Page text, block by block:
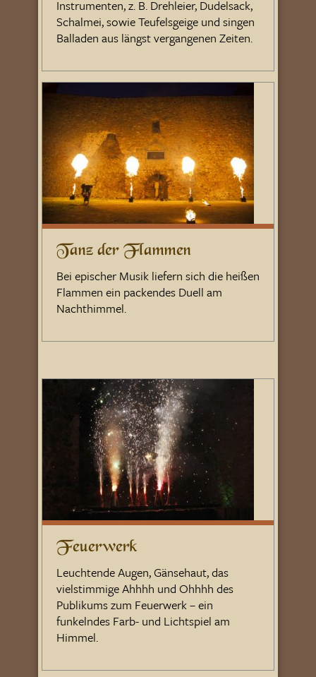
Instrumenten, z. B. Drehleier, Dudelsack,
Schalmei, sowie Teufelsgeige und singen
Balladen aus längst vergangenen Zeiten.
Tanz der Flammen
Bei epischer Musik liefern sich die heißen
Flammen ein packendes Duell am
Nachthimmel.
Feuerwerk
Leuchtende Augen, Gänsehaut, das
vielstimmige Ahhhh und Ohhhh des
Publikums zum Feuerwerk – ein
funkelndes Farb- und Lichtspiel am
Himmel.